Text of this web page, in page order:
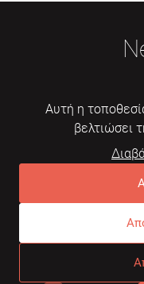
Αυτή η
βελτιώσει